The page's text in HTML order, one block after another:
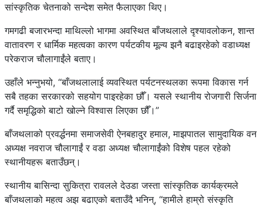
सांस्कृतिक चेतनाको सन्देश समेत फैलाएका थिए।
गमगढी बजारभन्दा माथिल्लो भागमा अवस्थित बाँजथलाले दृश्यावलोकन, शान्त
वातावरण र धार्मिक महत्वका कारण पर्यटकीय मूल्य झनै बढाइरहेको वडाध्यक्ष
परेकराज चौलागाईंले बताए।
उहाँले भन्नुभयो, “बाँजथलालाई व्यवस्थित पर्यटनस्थलका रूपमा विकास गर्न
सबै तहका सरकारको सहयोग पाइरहेका छौँ। यसले स्थानीय रोजगारी सिर्जना
गर्दै समृद्धिको बाटो खोल्ने विश्वास लिएका छौँ।”
बाँजथलाको प्रवर्द्धनमा समाजसेवी ऐनबहादुर हमाल, माझपातल सामुदायिक वन
अध्यक्ष नवराज चौलागाईं र वडा अध्यक्ष चौलागाईंको विशेष पहल रहेको
स्थानीयहरू बताउँछन्।
स्थानीय बासिन्दा सुकित्रा रावलले देउडा जस्ता सांस्कृतिक कार्यक्रमले
बाँजथलाको महत्व अझ बढाएको बताउँदै भनिन्, “हामीले हाम्रो संस्कृति